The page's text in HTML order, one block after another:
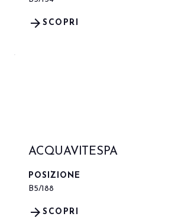
SCOPRI
arrow_forward
ACQUAVITESPA
POSIZIONE
B5/188
SCOPRI
arrow_forward